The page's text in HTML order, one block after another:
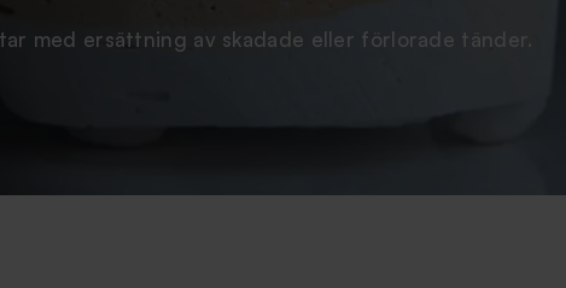
med ersättning av skadade eller förlorade tänder.